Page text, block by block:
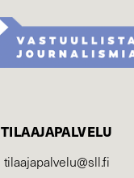
TILAAJAPALVELU
tilaajapalvelu@sll.fi